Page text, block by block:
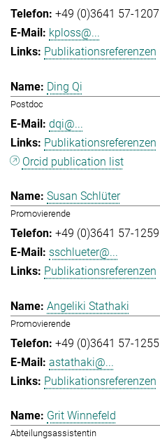
+49 (0)3641 57-1207
kploss@...
Publikationsreferenzen
Ding Qi
Postdoc
dqi@...
Publikationsreferenzen
Orcid publication list
Susan Schlüter
Promovierende
+49 (0)3641 57-1259
sschlueter@...
Publikationsreferenzen
Angeliki Stathaki
Promovierende
+49 (0)3641 57-1255
astathaki@...
Publikationsreferenzen
Grit Winnefeld
Abteilungsassistentin